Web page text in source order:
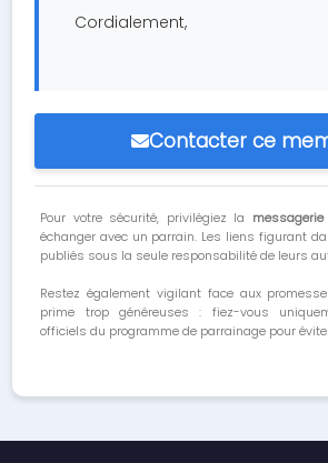
Cordialement,
Contacter ce
Pour votre sécurité, privilégiez la
échanger avec un parrain. Les liens figurant
publiés sous la seule responsabilité de leurs
Restez également vigilant face aux
prime trop généreuses : fiez-vous
officiels du programme de parrainage pour